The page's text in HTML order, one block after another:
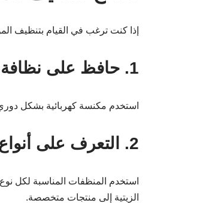
إذا كنت ترغب في القيام بتنظيف
1. حافظ على نظافة الموكيت يومياً
استخدم مكنسة كهربائية بشكل دوري
2. التعرف على أنواع البقع
استخدم المنظفات المناسبة لكل نوع
الزيتية إلى منتجات متخصصة.